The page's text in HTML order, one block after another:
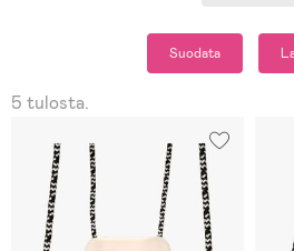
Suodata
5 tulosta.